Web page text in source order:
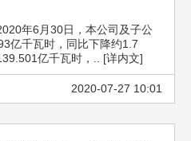
年6月30日，本公司及子公
亿千瓦时，同比下降约1.7
亿千瓦时，.. [详内文]
2020-07-27 10:01